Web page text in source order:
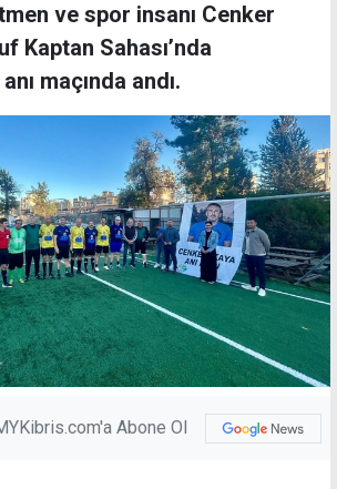
ve spor insanı Cenker
Kaptan Sahası’nda
maçında andı.
Abone Ol